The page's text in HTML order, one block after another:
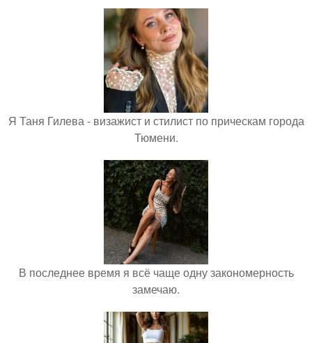
Я Таня Гилева - визажист и стилист по прическам города
Тюмени.
В последнее время я всё чаще одну закономерность
замечаю.